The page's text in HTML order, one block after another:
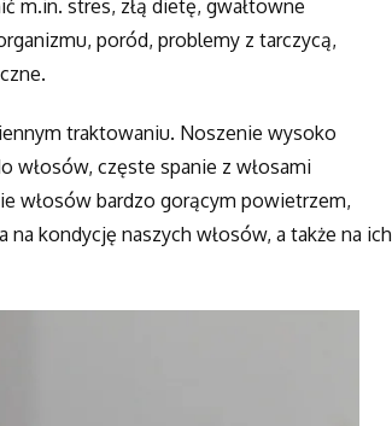
m.in. stres, złą dietę, gwałtowne
poród, problemy z tarczycą,
traktowaniu. Noszenie wysoko
częste spanie z włosami
włosów bardzo gorącym powietrzem,
kondycję naszych włosów, a także na ich